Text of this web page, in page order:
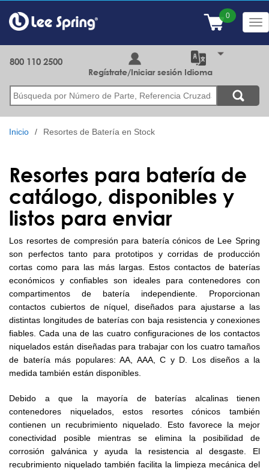
contenido
principal
Buscar
800 110 2500
Regístrate/Iniciar sesiónIdioma
Inicio Resortes de Batería en Stock
Resortes para batería de
catálogo, disponibles y
listos para enviar
Los resortes de compresión para batería cónicos de Lee Spring
son perfectos tanto para prototipos y corridas de producción
cortas como para las más largas. Estos contactos de baterías
económicos y confiables son ideales para contenedores con
compartimentos de batería independiente. Proporcionan
contactos cubiertos de níquel, diseñados para ajustarse a las
distintas longitudes de baterías con baja resistencia y conexiones
fiables. Cada una de las cuatro configuraciones de los contactos
niquelados están diseñadas para trabajar con los cuatro tamaños
de batería más populares: AA, AAA, C y D. Los diseños a la
medida también están disponibles.
Debido a que la mayoría de baterías alcalinas tienen
contenedores niquelados, estos resortes cónicos también
contienen un recubrimiento niquelado. Esto favorece la mejor
conectividad posible mientras se elimina la posibilidad de
corrosión galvánica y ayuda la resistencia al desgaste. El
recubrimiento niquelado también facilita la limpieza mecánica del